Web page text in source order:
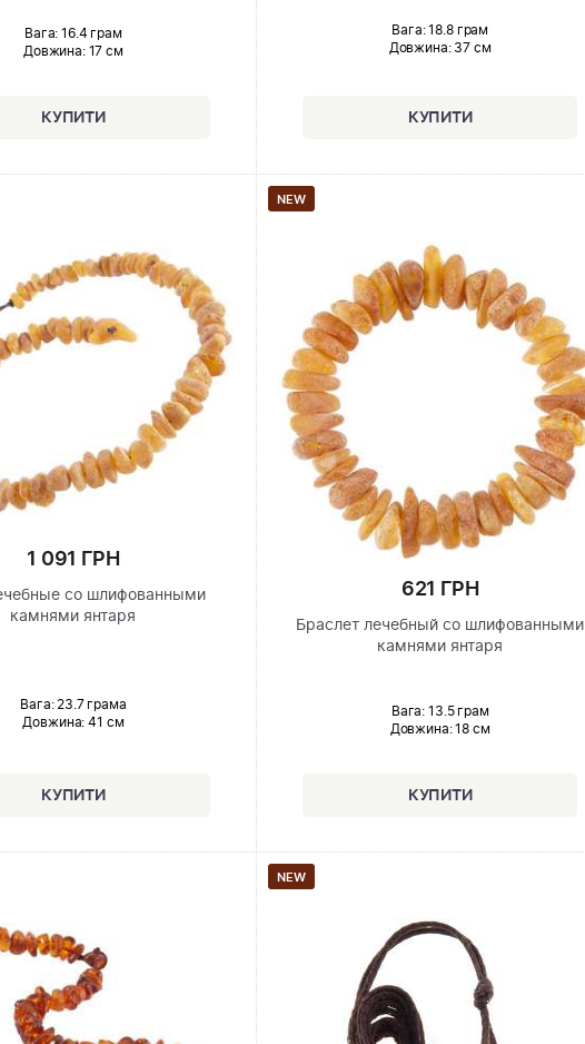
Вага: 16.4 грам
Довжина:17 см
Вага: 18.8 грам
Довжина:37 см
1 091 ГРН
со шлифованными
камнями янтаря
Вага: 23.7 грама
Довжина: 41 см
NEW
621 ГРН
Браслет лечебный со шлифованными
камнями янтаря
Вага: 13.5 грам
Довжина:18 см
NEW